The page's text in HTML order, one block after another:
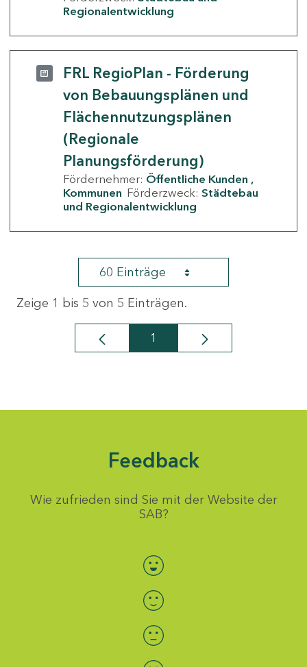
Regionalentwicklung
FRL RegioPlan - Förderung
von Bebauungsplänen und
Flächennutzungsplänen
(Regionale
Planungsförderung)
Fördernehmer: Öffentliche Kunden
Kommunen Förderzweck: Städtebau
und Regionalentwicklung
60 Einträge
Zeige 1 bis 5 von 5 Einträgen.
Seite
1
Feedback
Wie zufrieden sind Sie mit der Website der
SAB?
Bewertung auswählen